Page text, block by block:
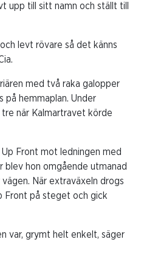
upp till sitt namn och ställt till
levt rövare så det känns
med två raka galopper
på hemmaplan. Under
när Kalmartravet körde
Front mot ledningen med
blev hon omgående utmanad
När extraväxeln drogs
Front på steget och gick
var, grymt helt enkelt, säger